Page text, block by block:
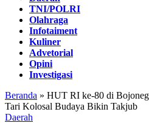
TNI/POLRI
Olahraga
Infotaiment
Kuliner
Advetorial
Opini
Investigasi
Beranda » HUT RI ke-80 di
Tari Kolosal Budaya Bikin Takjub
Daerah